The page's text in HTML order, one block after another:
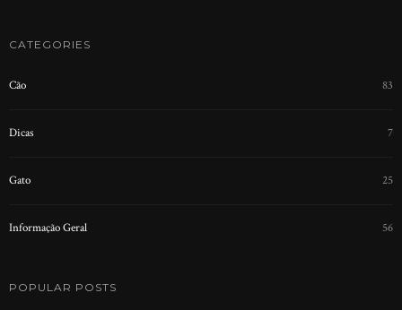
CATEGORIES
Cão 83
Dicas 7
Gato 25
Informação Geral 56
POPULAR POSTS